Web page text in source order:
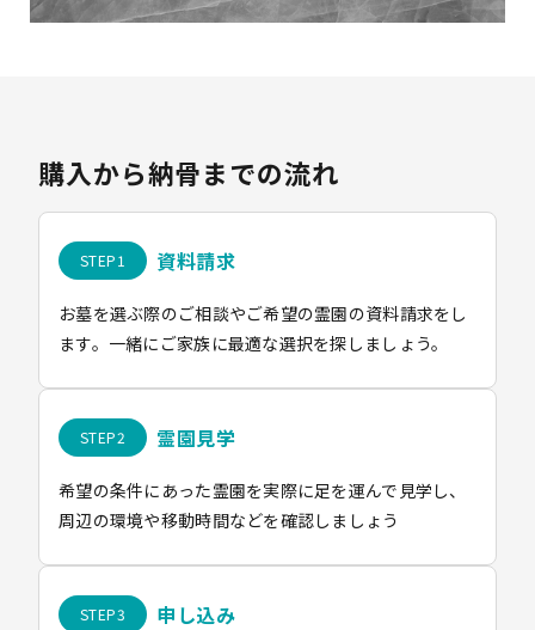
購入から納骨までの流れ
資料請求
お墓を選ぶ際のご相談やご希望の霊園の資料請求をし
ます。一緒にご家族に最適な選択を探しましょう。
霊園見学
希望の条件にあった霊園を実際に足を運んで見学し、
周辺の環境や移動時間などを確認しましょう
申し込み